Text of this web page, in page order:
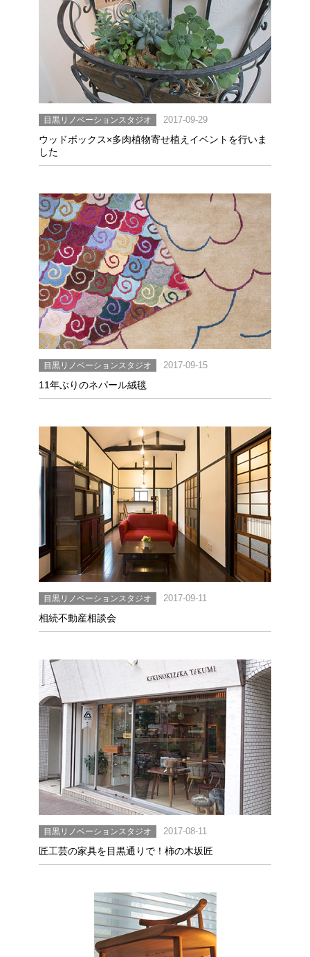
目黒リノベーションスタジオ 2017-09-29
ウッドボックス×多肉植物寄せ植えイベントを行いま
した
目黒リノベーションスタジオ 2017-09-15
11年ぶりのネパール絨毯
目黒リノベーションスタジオ 2017-09-11
相続不動産相談会
目黒リノベーションスタジオ 2017-08-11
匠工芸の家具を目黒通りで！柿の木坂匠